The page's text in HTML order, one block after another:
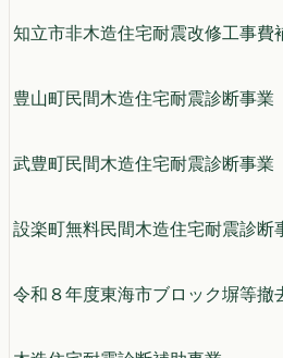
知立市非木造住宅耐震改修工事費
豊山町民間木造住宅耐震診断事業
武豊町民間木造住宅耐震診断事業
設楽町無料民間木造住宅耐震診断
令和８年度東海市ブロック塀等撤